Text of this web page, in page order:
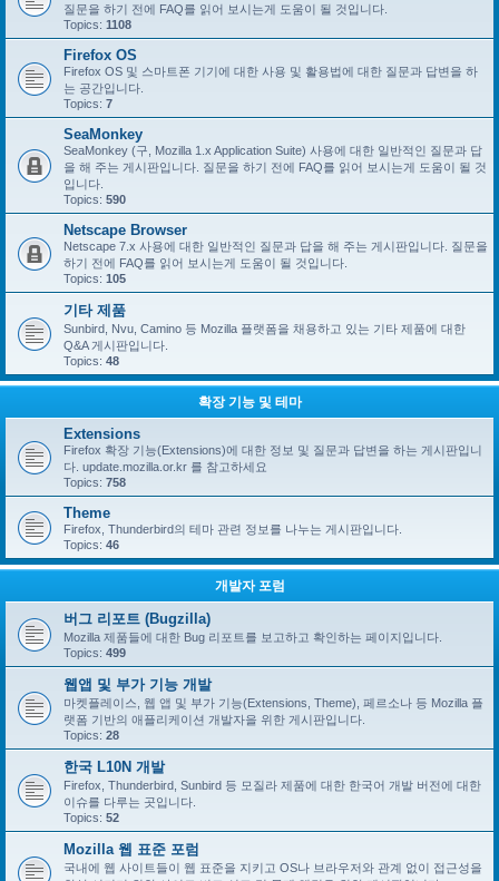
질문을 하기 전에 FAQ를 읽어 보시는게 도움이 될 것입니다.
Topics: 1108
Firefox OS
Firefox OS 및 스마트폰 기기에 대한 사용 및 활용법에 대한 질문과 답변을 하
는 공간입니다.
Topics: 7
SeaMonkey
SeaMonkey (구, Mozilla 1.x Application Suite) 사용에 대한 일반적인 질문과 답
을 해 주는 게시판입니다. 질문을 하기 전에 FAQ를 읽어 보시는게 도움이 될 것
입니다.
Topics: 590
Netscape Browser
Netscape 7.x 사용에 대한 일반적인 질문과 답을 해 주는 게시판입니다. 질문을
하기 전에 FAQ를 읽어 보시는게 도움이 될 것입니다.
Topics: 105
기타 제품
Sunbird, Nvu, Camino 등 Mozilla 플랫폼을 채용하고 있는 기타 제품에 대한
Q&A 게시판입니다.
Topics: 48
확장 기능 및 테마
Extensions
Firefox 확장 기능(Extensions)에 대한 정보 및 질문과 답변을 하는 게시판입니
다. update.mozilla.or.kr 를 참고하세요
Topics: 758
Theme
Firefox, Thunderbird의 테마 관련 정보를 나누는 게시판입니다.
Topics: 46
개발자 포럼
버그 리포트 (Bugzilla)
Mozilla 제품들에 대한 Bug 리포트를 보고하고 확인하는 페이지입니다.
Topics: 499
웹앱 및 부가 기능 개발
마켓플레이스, 웹 앱 및 부가 기능(Extensions, Theme), 페르소나 등 Mozilla 플
랫폼 기반의 애플리케이션 개발자을 위한 게시판입니다.
Topics: 28
한국 L10N 개발
Firefox, Thunderbird, Sunbird 등 모질라 제품에 대한 한국어 개발 버전에 대한
이슈를 다루는 곳입니다.
Topics: 52
Mozilla 웹 표준 포럼
국내에 웹 사이트들이 웹 표준을 지키고 OS나 브라우저와 관계 없이 접근성을